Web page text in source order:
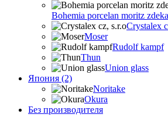
Bohemia porcelan moritz
Crystalex
Moser
Rudolf kampf
Thun
Union glass
Япония (2)
Noritake
Okura
Без производителя